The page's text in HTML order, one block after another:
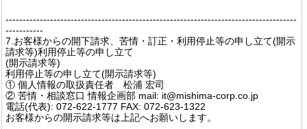
-------------------------------------------------------------------------------------
-----------
7.お客様からの開下請求、苦情・訂正・利用停止等の申し立て(開示
請求等)利用停止等の申し立て
(開示請求等)
利用停止等の申し立て(開示請求等)
① 個人情報の取扱責任者 松浦 宏司
② 苦情・相談窓口 情報企画部 mail: it@mishima-corp.co.jp
電話(代表): 072-622-1777 FAX: 072-623-1322
お客様からの開示請求等は上記へお願いします。